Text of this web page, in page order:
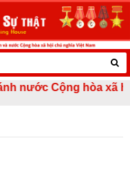
Cộng hòa xã hội